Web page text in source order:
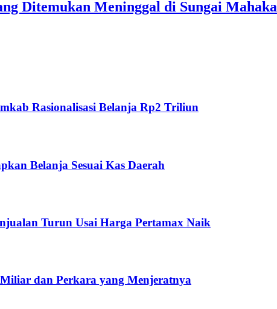
Ditemukan Meninggal di Sungai
Rasionalisasi Belanja Rp2 Triliun
Belanja Sesuai Kas Daerah
Turun Usai Harga Pertamax Naik
dan Perkara yang Menjeratnya